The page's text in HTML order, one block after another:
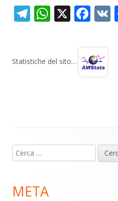
T
gr
W
s
X F
b
Statistiche del sito…
piè
pagina
Ricerca
per:
META